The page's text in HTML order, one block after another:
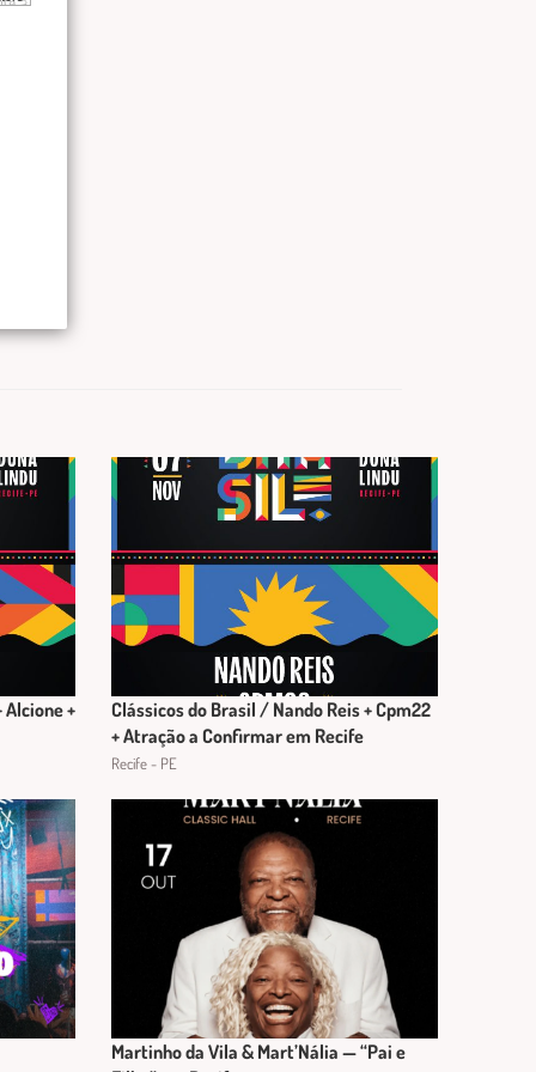
+
Clássicos do Brasil / Nando Reis + Cpm22
+ Atração a Confirmar em Recife
Recife - PE
Martinho da Vila & Mart’Nália — “Pai e